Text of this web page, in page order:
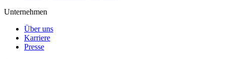
Unternehmen
Über uns
Karriere
Presse